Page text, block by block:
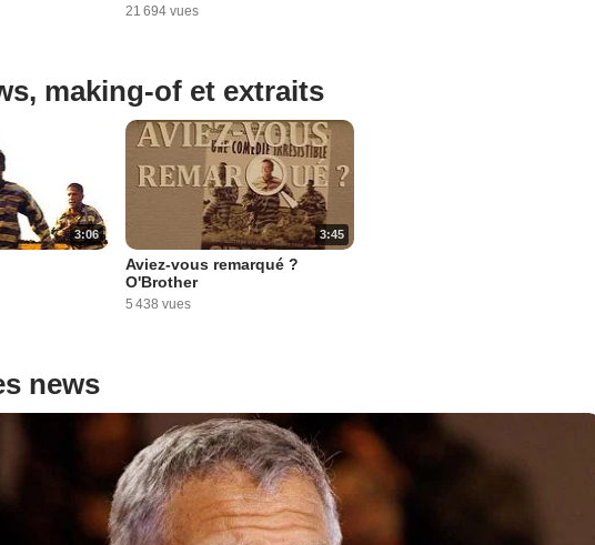
21 694 vues
making-of et extraits
3:06 3:45
Aviez-vous remarqué ?
O'Brother
5 438 vues
news